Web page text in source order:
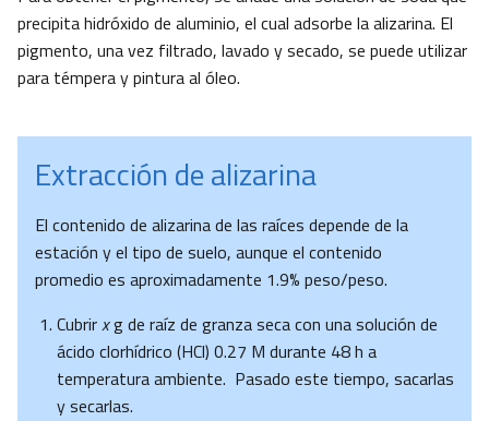
precipita hidróxido de aluminio, el cual adsorbe la alizarina. El
pigmento, una vez filtrado, lavado y secado, se puede utilizar
para témpera y pintura al óleo.
Extracción de alizarina
El contenido de alizarina de las raíces depende de la
estación y el tipo de suelo, aunque el contenido
promedio es aproximadamente 1.9% peso/peso.
Cubrirxg de raíz de granza seca con una solución de
ácido clorhídrico (HCl) 0.27 M durante 48 h a
temperatura ambiente. Pasado este tiempo, sacarlas
y secarlas.